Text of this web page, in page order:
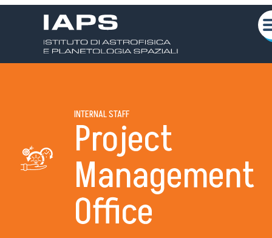
INTERNAL STAFF
Project
Management
OfficeAbout us
Scientific activities